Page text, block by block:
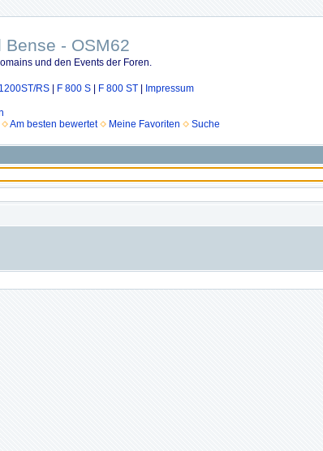
- OSM62
und den Events der Foren.
RS F 800 S F 800 ST Impressum
Am besten bewertet Meine Favoriten Suche